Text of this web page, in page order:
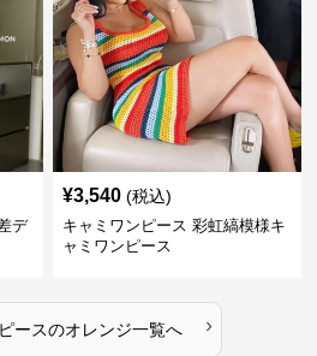
デ
¥3,540 (税込)
キャミワンピース 彩虹縞模様キ
ャミワンピース
ースのオレンジ一覧へ ›